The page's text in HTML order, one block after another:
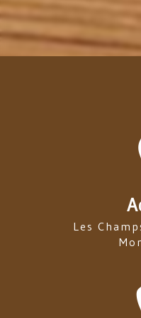
Les Champs Turauds, 03390